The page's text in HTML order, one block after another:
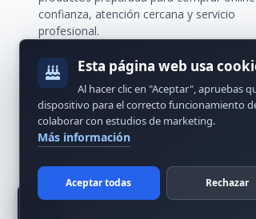
confianza, atención cercana y servicio
profesional.
© 2024 Erson Tecnología. Todos los
Esta página web usa
Al hacer clic en "Aceptar", apruebas
dispositivo para el correcto funcionamiento
colaborar con estudios de marketing.
Más información
Aceptar todas Rechazar